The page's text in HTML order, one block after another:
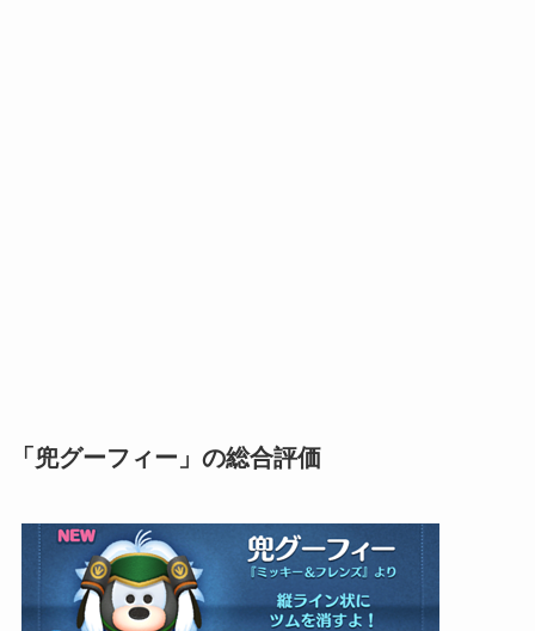
「兜グーフィー」の総合評価